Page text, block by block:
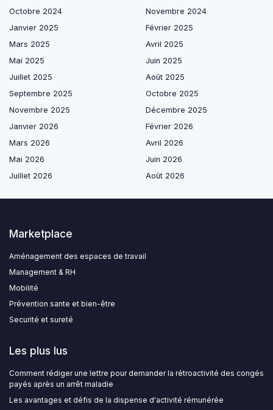
Octobre 2024
Novembre 2024
Janvier 2025
Février 2025
Mars 2025
Avril 2025
Mai 2025
Juin 2025
Juillet 2025
Août 2025
Septembre 2025
Octobre 2025
Novembre 2025
Décembre 2025
Janvier 2026
Février 2026
Mars 2026
Avril 2026
Mai 2026
Juin 2026
Juillet 2026
Août 2026
Marketplace
Aménagement des espaces de travail
Management & RH
Mobilité
Prévention sante et bien-être
Securité et sureté
Les plus lus
Comment rédiger une lettre pour demander la rétroactivité des congés
payés après un arrêt maladie
Les avantages et défis de la dispense d'activité rémunérée